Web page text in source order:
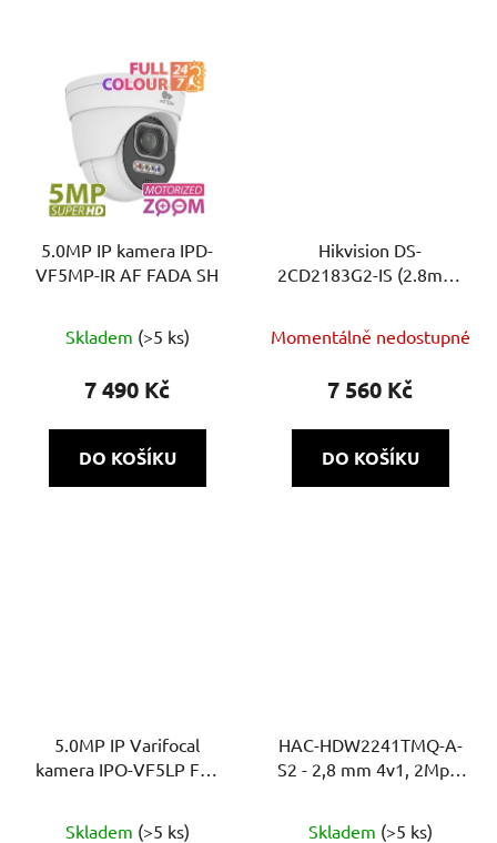
5.0MP IP kamera IPD-
VF5MP-IR AF FADA SH
Skladem (>5 ks)
7 490 Kč
DO KOŠÍKU
Hikvision DS-
2CD2183G2-IS (2.8mm)
kamera s AcuSense AI a
Momentálně nedostupné
7 560 Kč
DO KOŠÍKU
5.0MP IP Varifocal
kamera IPO-VF5LP Full
Skladem (>5 ks)
HAC-HDW2241TMQ-A-
S2 - 2,8 mm 4v1, 2Mpix
Skladem (>5 ks)